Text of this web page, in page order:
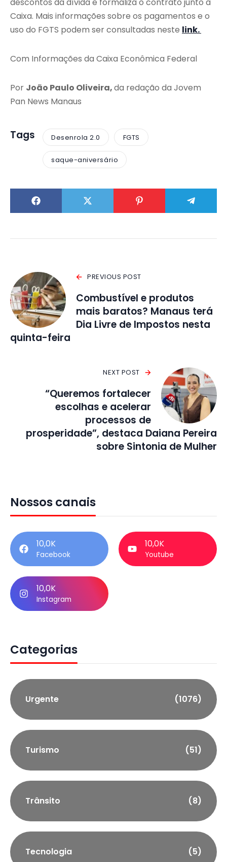
descontos da dívida e formaliza o contrato junto à
Caixa. Mais informações sobre os pagamentos e o
uso do FGTS podem ser consultadas neste link.
Com Informações da Caixa Econômica Federal
Por João Paulo Oliveira,da redação da Jovem
Pan News Manaus
Tags Desenrola 2.0 FGTS
saque-aniversário
PREVIOUS POST
Combustível e produtos
mais baratos? Manaus terá
Dia Livre de Impostos nesta
quinta-feira
NEXT POST
“Queremos fortalecer
escolhas e acelerar
processos de
prosperidade”, destaca Daiana Pereira
sobre Sintonia de Mulher
Nossos canais
10,0K
Facebook
10,0K
Youtube
10,0K
Instagram
Categorias
Urgente (1076)
Turismo (51)
Trânsito (8)
Tecnologia (5)